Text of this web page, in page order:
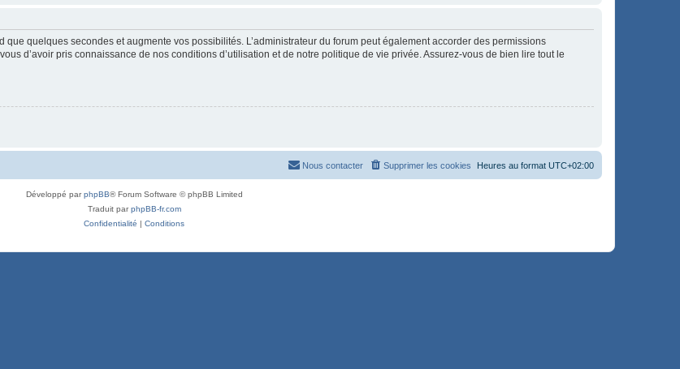
que quelques secondes et augmente vos possibilités. L’administrateur du forum peut également accorder des permissions
d’avoir pris connaissance de nos conditions d’utilisation et de notre politique de vie privée. Assurez-vous de bien lire tout le
Heures au format UTC+02:00
Supprimer les cookies
Nous contacter
Développé parphpBB® Forum Software © phpBB Limited
Traduit parphpBB-fr.com
Confidentialité | Conditions